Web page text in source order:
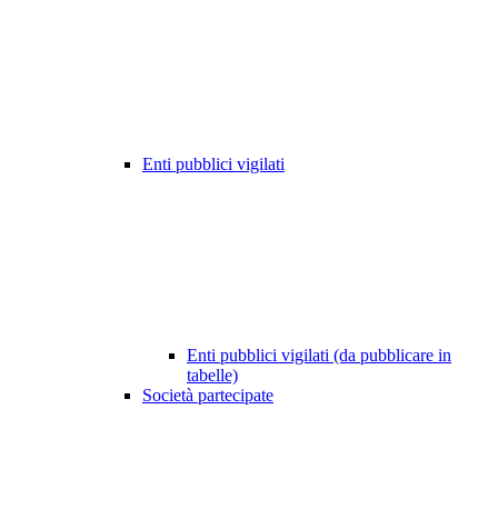
Enti pubblici vigilati
Enti pubblici vigilati (da pubblicare in
tabelle)
Società partecipate